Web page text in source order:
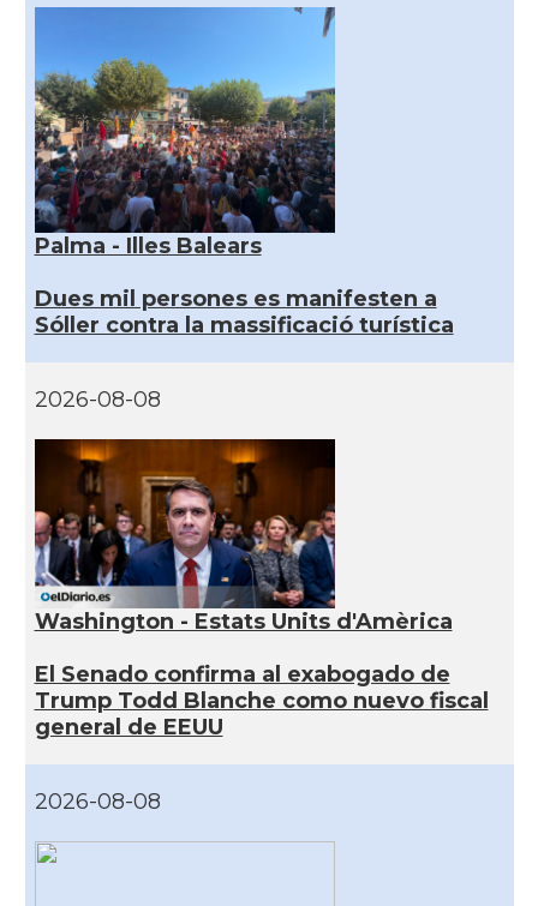
Palma - Illes Balears
Dues mil persones es manifesten a
Sóller contra la massificació turística
2026-08-08
Washington - Estats Units d'Amèrica
El Senado confirma al exabogado de
Trump Todd Blanche como nuevo fiscal
general de EEUU
2026-08-08